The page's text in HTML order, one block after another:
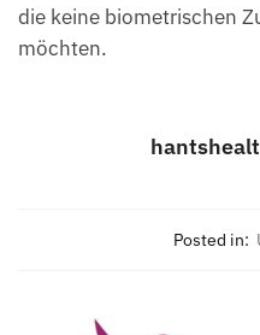
die keine biometrischen
möchten.
Posted in: